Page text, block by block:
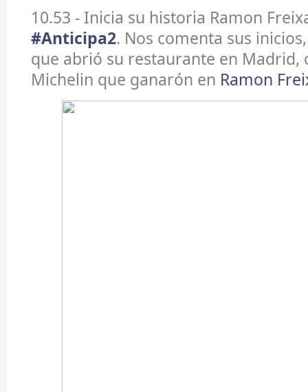
10.53 - Inicia su historia Ramon
#Anticipa2. Nos comenta sus
que abrió su restaurante en Madrid,
Michelin que ganarón en Ramon